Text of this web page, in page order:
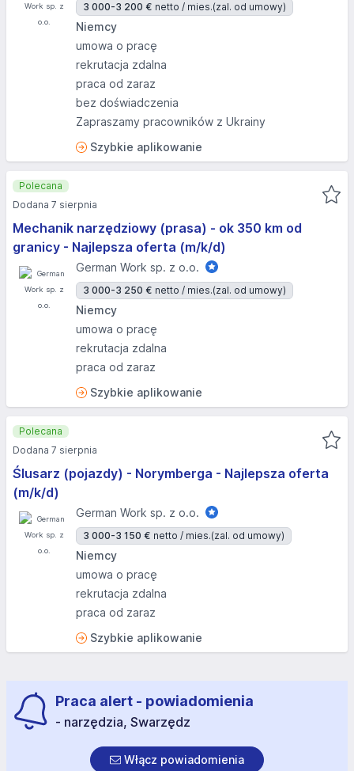
3 000-3 200 € netto / mies.(zal. od umowy)
Niemcy
umowa o pracę
rekrutacja zdalna
praca od zaraz
bez doświadczenia
Zapraszamy pracowników z Ukrainy
Szybkie aplikowanie
Mechanik narzędziowy (prasa) - ok 350 km od
granicy - Najlepsza oferta (m/k/d)
German Work sp. z o.o.
3 000-3 250 € netto / mies.(zal. od umowy)
Niemcy
umowa o pracę
rekrutacja zdalna
praca od zaraz
Szybkie aplikowanie
Polecana
Dodana 7 sierpnia
Ślusarz (pojazdy) - Norymberga - Najlepsza oferta
(m/k/d)
German Work sp. z o.o.
3 000-3 150 € netto / mies.(zal. od umowy)
Niemcy
umowa o pracę
rekrutacja zdalna
praca od zaraz
Szybkie aplikowanie
Polecana
Dodana 7 sierpnia
Praca alert - powiadomienia
- narzędzia, Swarzędz
Włącz powiadomienia